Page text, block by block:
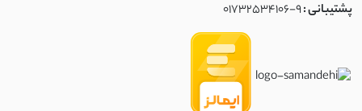
پشتیبانی :01732534106-9